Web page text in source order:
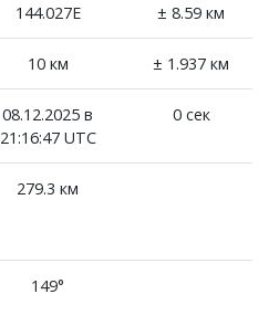
144.027E ± 8.59 км
10 км ± 1.937 км
08.12.2025 в
21:16:47 UTC
0 сек
279.3 км
149°